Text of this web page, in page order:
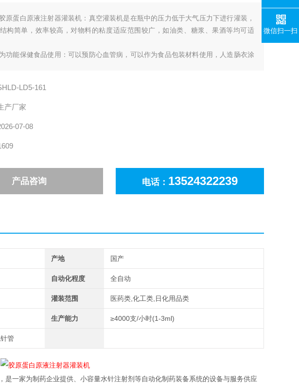
胶原蛋白原液注射器灌装机：真空灌装机是在瓶中的压力低于大气压力下进行灌装，
构简单，效率较高，对物料的粘度适应范围较广，如油类、糖浆、果酒等均可适
功能保健食品使用：可以预防心血管病，可以作为食品包装材料使用，人造肠衣涂
LD5-161
产厂家
07-08
产品咨询 电话： 13524322239
产地 国产
自动化程度 全自动
灌装范围 医药类,化工类,日化用品类
生产能力 ≥4000支/小时(1-3ml)
管
一家为制药企业提供、小容量水针注射剂等自动化制药装备系统的设备与服务供应
微信扫一扫